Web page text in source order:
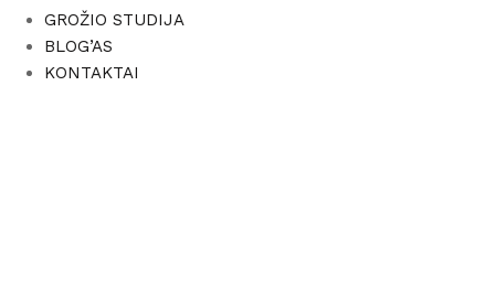
GROŽIO STUDIJA
BLOG’AS
KONTAKTAI